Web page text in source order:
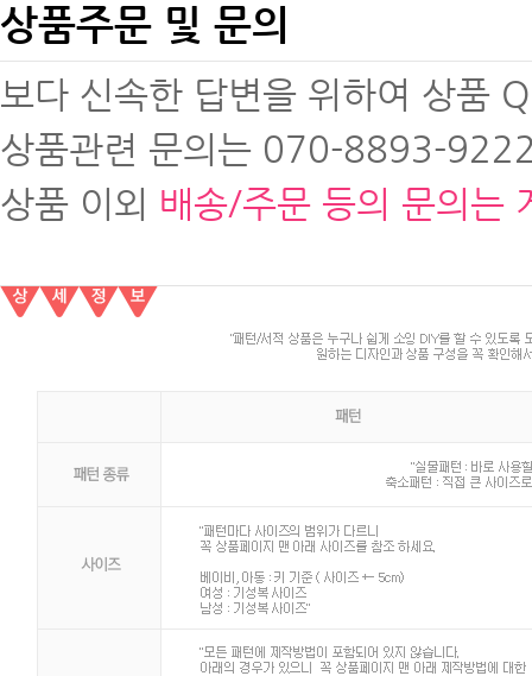
상품주문 및 문의
보다 신속한 답변을 위하여 상품
상품관련 문의는 070-8893-
상품 이외 배송/주문 등의 문의는